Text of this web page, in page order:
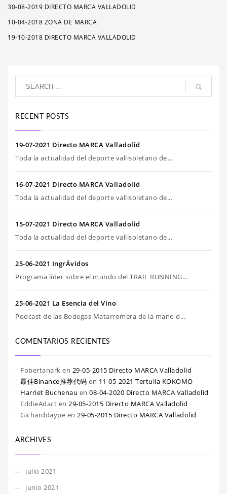
30-08-2019 DIRECTO MARCA VALLADOLID
10-04-2018 ZONA DE MARCA
19-10-2018 DIRECTO MARCA VALLADOLID
RECENT POSTS
19-07-2021 Directo MARCA Valladolid
Toda la actualidad del deporte vallisoletano de...
16-07-2021 Directo MARCA Valladolid
Toda la actualidad del deporte vallisoletano de...
15-07-2021 Directo MARCA Valladolid
Toda la actualidad del deporte vallisoletano de...
25-06-2021 IngrÁvidos
Programa líder sobre el mundo del TRAIL RUNNING...
25-06-2021 La Esencia del Vino
Podcast de las Bodegas Matarromera de la mano d...
COMENTARIOS RECIENTES
Fobertanark en 29-05-2015 Directo MARCA Valladolid
最佳Binance推荐代码 en 11-05-2021 Tertulia KOKOMO
Harriet Buchenau en 08-04-2020 Directo MARCA Valladolid
EddieAdact en 29-05-2015 Directo MARCA Valladolid
Gicharddaype en 29-05-2015 Directo MARCA Valladolid
ARCHIVES
julio 2021
junio 2021